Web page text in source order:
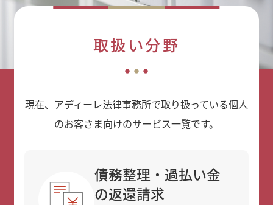
取扱い分野
現在、アディーレ法律事務所で取り扱っている個人
のお客さま向けのサービス一覧です。
債務整理・過払い金
の返還請求